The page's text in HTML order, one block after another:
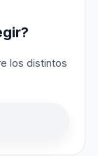
los distintos